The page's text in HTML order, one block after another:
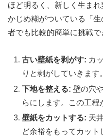
ほど明るく、新しく生ま
かじめ糊がついている「
者でも比較的簡単に挑戦で
古い壁紙を剥がす: カ
りと剥がしていきます。
下地を整える: 壁の穴
らにします。この工程
壁紙をカットする: 天
ど余裕をもってカット